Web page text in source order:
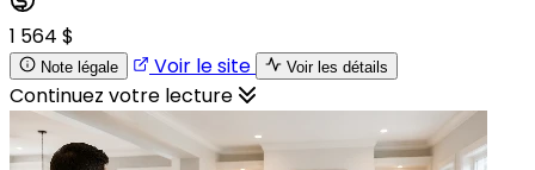
1 564 $
Note légale Voir le site Voir les détails
Continuez votre lecture